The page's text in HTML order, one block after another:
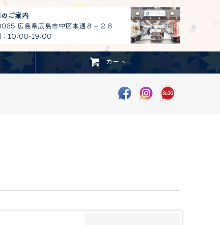
ご案内
広島県広島市中区本通８－２８
：10:00-19:00
カート